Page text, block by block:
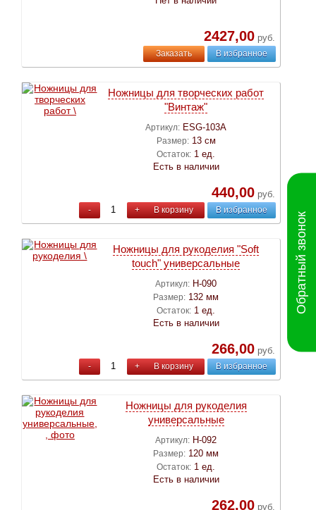
2427,00руб.
Заказать В избранное
Ножницы для творческих работ
"Винтаж"
Артикул: ESG-103A
Размер: 13 см
Остаток: 1 ед.
Есть в наличии
440,00руб.
- + В корзину В избранное
Ножницы для рукоделия "Soft
touch" универсальные
Артикул: Н-090
Размер: 132 мм
Остаток: 1 ед.
Есть в наличии
266,00руб.
- + В корзину В избранное
Ножницы для рукоделия
универсальные
Артикул: Н-092
Размер: 120 мм
Остаток: 1 ед.
Есть в наличии
262,00руб.
Обратный звонок